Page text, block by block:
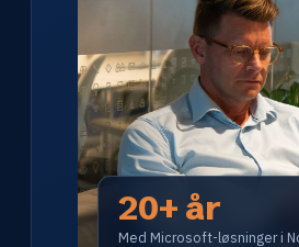
20+ år
Med Microsoft-løsninger i